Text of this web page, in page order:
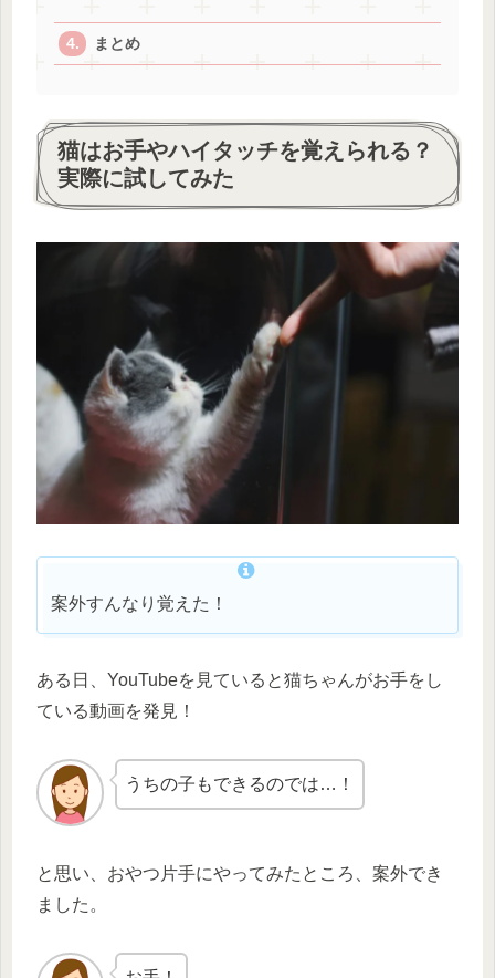
まとめ
猫はお手やハイタッチを覚えられる？
実際に試してみた
案外すんなり覚えた！
ある日、YouTubeを見ていると猫ちゃんがお手をし
ている動画を発見！
うちの子もできるのでは…！
と思い、おやつ片手にやってみたところ、案外でき
ました。